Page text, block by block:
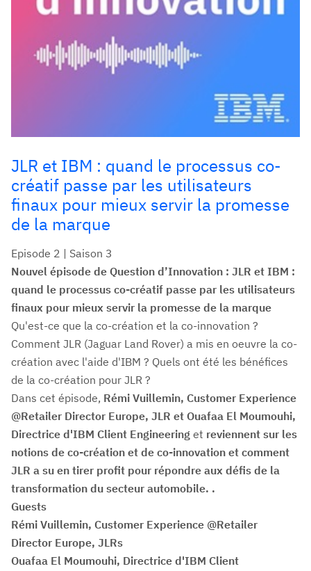
JLR et IBM : quand le processus co-
créatif passe par les utilisateurs
finaux pour mieux servir la promesse
de la marque
Episode 2 | Saison 3
Nouvel épisode de Question d’Innovation : JLR et IBM :
quand le processus co-créatif passe par les utilisateurs
finaux pour mieux servir la promesse de la marque
Qu'est-ce que la co-création et la co-innovation ?
Comment JLR (Jaguar Land Rover) a mis en oeuvre la co-
création avec l'aide d'IBM ? Quels ont été les bénéfices
de la co-création pour JLR ?
Dans cet épisode, Rémi Vuillemin, Customer Experience
@Retailer Director Europe, JLR et Ouafaa El Moumouhi,
Directrice d'IBM Client Engineering et reviennent sur les
notions de co-création et de co-innovation et comment
JLR a su en tirer profit pour répondre aux défis de la
transformation du secteur automobile. .
Guests
Rémi Vuillemin, Customer Experience @Retailer
Director Europe, JLRs
Ouafaa El Moumouhi, Directrice d'IBM Client